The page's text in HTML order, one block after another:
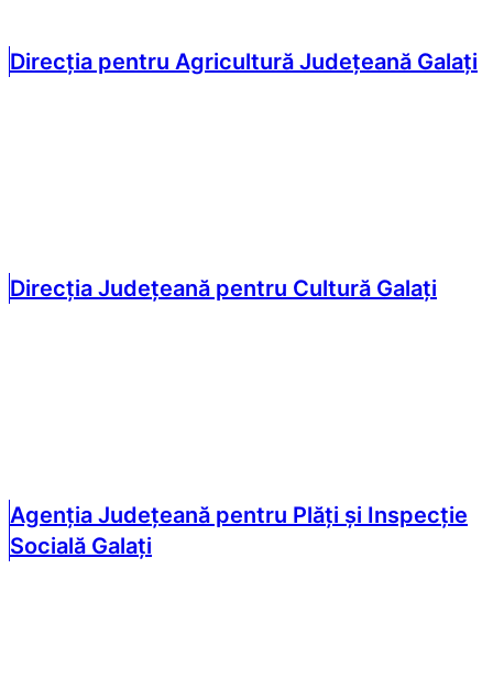
Direcția pentru Agricultură Județeană Galați
Direcția Județeană pentru Cultură Galați
Agenția Județeană pentru Plăți și Inspecție
Socială Galați